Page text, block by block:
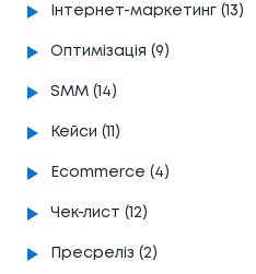
Інтернет-маркетинг (13)
Оптимізація (9)
SMM (14)
Кейси (11)
Ecommerce (4)
Чек-лист (12)
Пресреліз (2)